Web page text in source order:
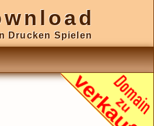
Drucken Spielen